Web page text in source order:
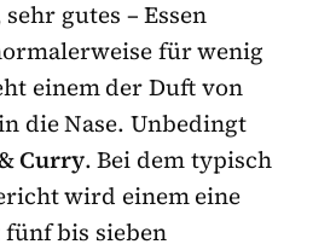
gutes – Essen
für wenig
einem der Duft von
die Nase. Unbedingt
Curry. Bei dem typisch
wird einem eine
bis sieben